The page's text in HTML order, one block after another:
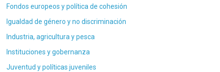
Fondos europeos y política de cohesión
Igualdad de género y no discriminación
Industria, agricultura y pesca
Instituciones y gobernanza
Juventud y políticas juveniles